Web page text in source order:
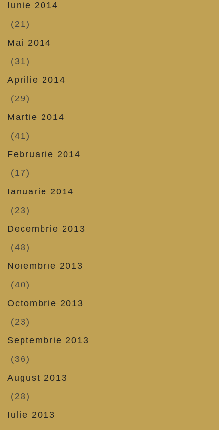
Iunie 2014
(21)
Mai 2014
(31)
Aprilie 2014
(29)
Martie 2014
(41)
Februarie 2014
(17)
Ianuarie 2014
(23)
Decembrie 2013
(48)
Noiembrie 2013
(40)
Octombrie 2013
(23)
Septembrie 2013
(36)
August 2013
(28)
Iulie 2013